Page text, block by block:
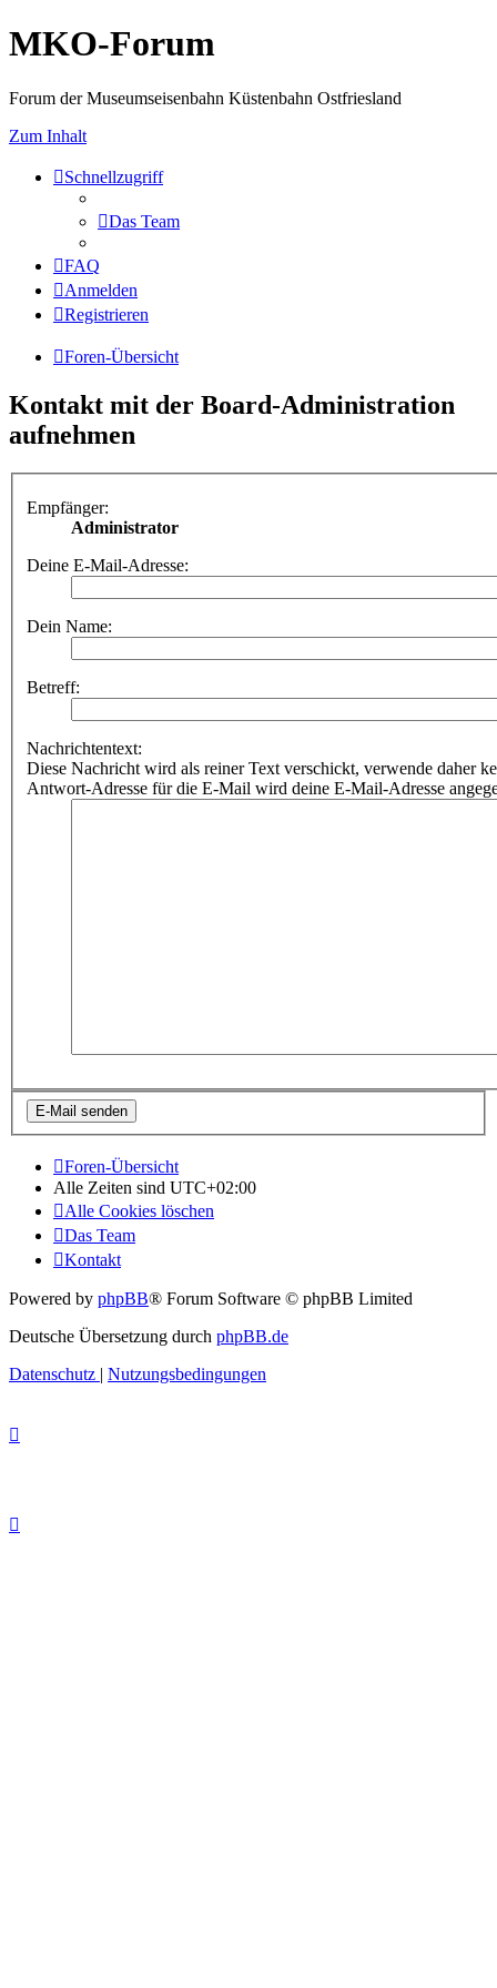
MKO-Forum
Forum der Museumseisenbahn Küstenbahn Ostfriesland
Zum Inhalt
Schnellzugriff
Das Team
FAQ
Anmelden
Registrieren
Foren-Übersicht
Kontakt mit der Board-Administration
aufnehmen
Empfänger:
Administrator
Deine E-Mail-Adresse:
Dein Name:
Betreff:
Nachrichtentext:
Diese Nachricht wird als reiner Text verschickt, verwende daher
Antwort-Adresse für die E-Mail wird deine E-Mail-Adresse
Foren-Übersicht
Alle Zeiten sind UTC+02:00
Alle Cookies löschen
Das Team
Kontakt
Powered by phpBB® Forum Software © phpBB Limited
Deutsche Übersetzung durch phpBB.de
Datenschutz | Nutzungsbedingungen